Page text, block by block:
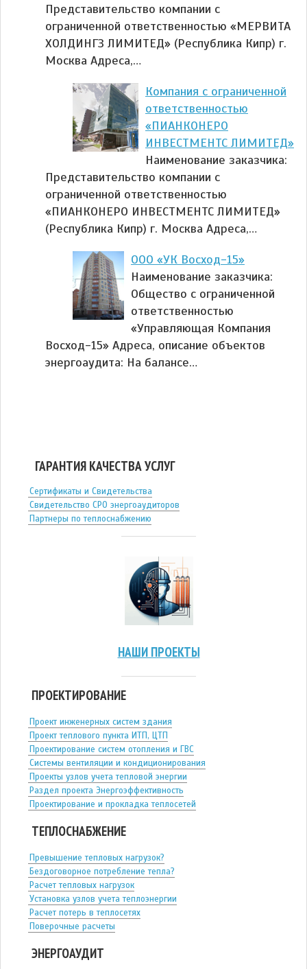
Представительство компании с
ограниченной ответственностью «МЕРВИТА
ХОЛДИНГЗ ЛИМИТЕД» (Республика Кипр) г.
Москва Адреса,…
Компания с ограниченной
ответственностью
«ПИАНКОНЕРО
ИНВЕСТМЕНТС ЛИМИТЕД»
Наименование заказчика:
Представительство компании с
ограниченной ответственностью
«ПИАНКОНЕРО ИНВЕСТМЕНТС ЛИМИТЕД»
(Республика Кипр) г. Москва Адреса,…
ООО «УК Восход-15»
Наименование заказчика:
Общество с ограниченной
ответственностью
«Управляющая Компания
Восход-15» Адреса, описание объектов
энергоаудита: На балансе…
ГАРАНТИЯ КАЧЕСТВА УСЛУГ
Сертификаты и Свидетельства
Свидетельство СРО энергоаудиторов
Партнеры по теплоснабжению
НАШИ ПРОЕКТЫ
ПРОЕКТИРОВАНИЕ
Проект инженерных систем здания
Проект теплового пункта ИТП, ЦТП
Проектирование систем отопления и ГВС
Системы вентиляции и кондиционирования
Проекты узлов учета тепловой энергии
Раздел проекта Энергоэффективность
Проектирование и прокладка теплосетей
ТЕПЛОСНАБЖЕНИЕ
Превышение тепловых нагрузок?
Бездоговорное потребление тепла?
Расчет тепловых нагрузок
Установка узлов учета теплоэнергии
Расчет потерь в теплосетях
Поверочные расчеты
ЭНЕРГОАУДИТ